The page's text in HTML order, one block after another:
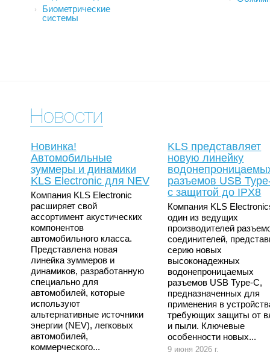
Ферритовые изделия,
каркасы, скобы
зуммеры, звонки и
пьезоизлучатели
антивандальные
Биометрические
системы
Новости
Новинка!
Автомобильные
зуммеры и динамики
KLS Electronic для NEV
Компания KLS Electronic
расширяет свой
ассортимент акустических
компонентов
автомобильного класса.
Представлена новая
линейка зуммеров и
динамиков, разработанную
специально для
автомобилей, которые
используют
альтернативные источники
энергии (NEV), легковых
автомобилей,
коммерческого...
KLS представляет
новую линейку
разъемов USB
с защитой до IPX8
Компания KLS
один из ведущих
производителей
соединителей,
серию новых
высоконадежных
водонепроницаемых
разъемов USB Type-C,
предназначенных для
применения в
требующих защиты от
и пыли. Ключевые
особенности новых...
9 июня 2026 г.